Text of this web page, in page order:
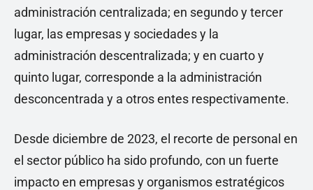
administración centralizada; en segundo y tercer
lugar, las empresas y sociedades y la
administración descentralizada; y en cuarto y
quinto lugar, corresponde a la administración
desconcentrada y a otros entes respectivamente.
Desde diciembre de 2023, el recorte de personal en
el sector público ha sido profundo, con un fuerte
impacto en empresas y organismos estratégicos